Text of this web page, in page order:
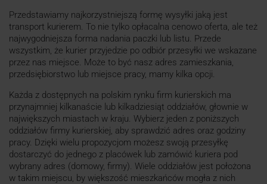
Przedstawiamy najkorzystniejszą formę wysyłki jaką jest
transport kurierem. To nie tylko opłacalna cenowo oferta, ale też
najwygodniejsza forma nadania paczki lub listu. Przede
wszystkim, że kurier przyjedzie po odbiór przesyłki we wskazane
przez nas miejsce. Może to być nasz adres zamieszkania,
przedsiębiorstwo lub miejsce pracy, mamy kilka opcji.
Każda z dostępnych na polskim rynku firm kurierskich ma
przynajmniej kilkanaście lub kilkadziesiąt oddziałów, głownie w
największych miastach w kraju. Wybierz jeden z poniższych
oddziałów firmy kurierskiej, aby sprawdzić adres oraz godziny
pracy. Dzięki wielu propozycjom możesz swoją przesyłkę
dostarczyć do jednego z placówek lub zamówić kuriera pod
wybrany adres (domowy, firmy). Wiele oddziałów jest położona
w takim miejscu, by większość mieszkańców mogła z nich